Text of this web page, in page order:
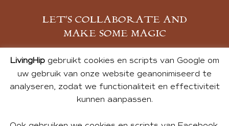
LET’S COLLABORATE AND
MAKE SOME MAGIC
MELD JE AAN
LivingHipgebruikt cookies en scripts van Google om
uw gebruik van onze website geanonimiseerd te
analyseren, zodat we functionaliteit en effectiviteit
kunnen aanpassen.